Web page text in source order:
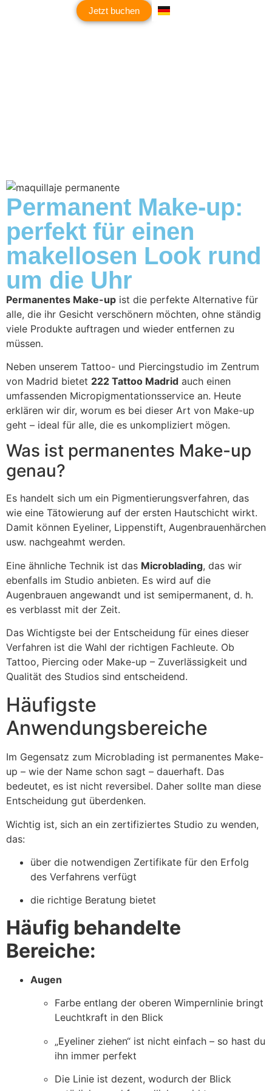
Jetzt buchen
Permanent Make-up:
perfekt für einen
makellosen Look rund
um die Uhr
Permanentes Make-up ist die perfekte Alternative für
alle, die ihr Gesicht verschönern möchten, ohne ständig
viele Produkte auftragen und wieder entfernen zu
müssen.
Neben unserem Tattoo- und Piercingstudio im Zentrum
von Madrid bietet 222 Tattoo Madrid auch einen
umfassenden Micropigmentationsservice an. Heute
erklären wir dir, worum es bei dieser Art von Make-up
geht – ideal für alle, die es unkompliziert mögen.
Was ist permanentes Make-up
genau?
Es handelt sich um ein Pigmentierungsverfahren, das
wie eine Tätowierung auf der ersten Hautschicht wirkt.
Damit können Eyeliner, Lippenstift, Augenbrauenhärchen
usw. nachgeahmt werden.
Eine ähnliche Technik ist das Microblading, das wir
ebenfalls im Studio anbieten. Es wird auf die
Augenbrauen angewandt und ist semipermanent, d. h.
es verblasst mit der Zeit.
Das Wichtigste bei der Entscheidung für eines dieser
Verfahren ist die Wahl der richtigen Fachleute. Ob
Tattoo, Piercing oder Make-up – Zuverlässigkeit und
Qualität des Studios sind entscheidend.
Häufigste
Anwendungsbereiche
Im Gegensatz zum Microblading ist permanentes Make-
up – wie der Name schon sagt – dauerhaft. Das
bedeutet, es ist nicht reversibel. Daher sollte man diese
Entscheidung gut überdenken.
Wichtig ist, sich an ein zertifiziertes Studio zu wenden,
das:
über die notwendigen Zertifikate für den Erfolg
des Verfahrens verfügt
die richtige Beratung bietet
Häufig behandelte
Bereiche:
Augen
Farbe entlang der oberen Wimpernlinie bringt
Leuchtkraft in den Blick
„Eyeliner ziehen“ ist nicht einfach – so hast du
ihn immer perfekt
Die Linie ist dezent, wodurch der Blick